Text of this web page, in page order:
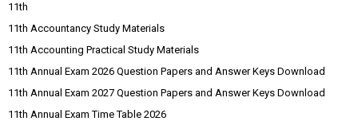
11th
11th Accountancy Study Materials
11th Accounting Practical Study Materials
11th Annual Exam 2026 Question Papers and Answer Keys Download
11th Annual Exam 2027 Question Papers and Answer Keys Download
11th Annual Exam Time Table 2026